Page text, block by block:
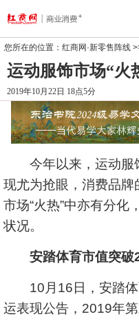
您所在的位置： 红商网·新零售阵线
运动服饰市场“火
2019年10月22日 18点5分
今年以来，运动服
现尤为抢眼，消费品牌
市场“火热”中亦有分化
状况。
安踏体育市值突破
10月16日，安踏体
运表现公告，2019年